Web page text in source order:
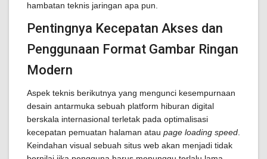
hambatan teknis jaringan apa pun.
Pentingnya Kecepatan Akses dan
Penggunaan Format Gambar Ringan
Modern
Aspek teknis berikutnya yang mengunci kesempurnaan
desain antarmuka sebuah platform hiburan digital
berskala internasional terletak pada optimalisasi
kecepatan pemuatan halaman atau page loading speed
Keindahan visual sebuah situs web akan menjadi tidak